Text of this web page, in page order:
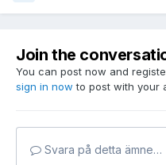
Join the
You can post now and
sign in now to post with your
Svara på detta ämne…